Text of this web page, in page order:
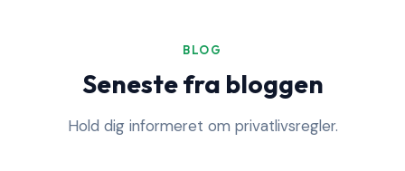
BLOG
Seneste fra bloggen
Hold dig informeret om privatlivsregler.